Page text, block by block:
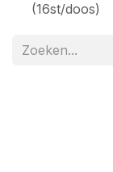
(16st/doos)